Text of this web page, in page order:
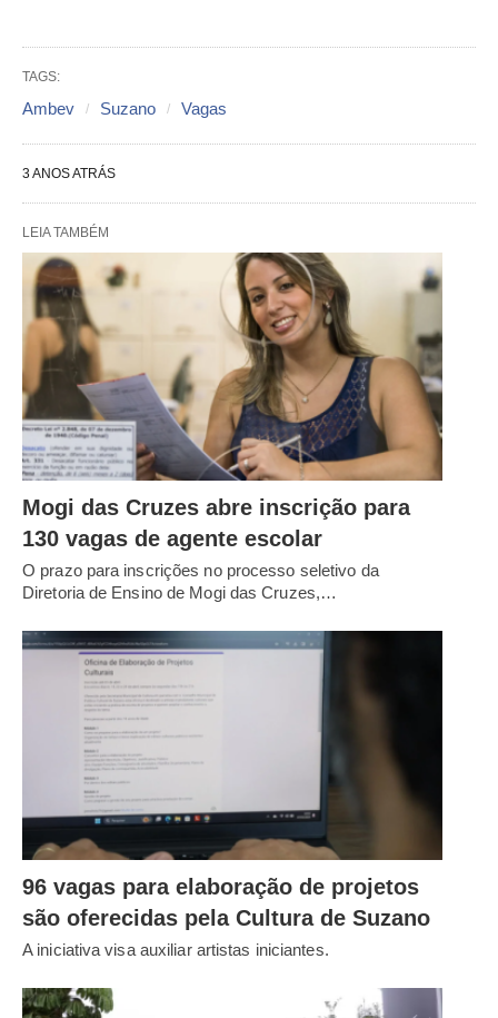
TAGS:
Ambev Suzano Vagas
3 ANOS ATRÁS
LEIA TAMBÉM
Mogi das Cruzes abre inscrição para
130 vagas de agente escolar
O prazo para inscrições no processo seletivo da
Diretoria de Ensino de Mogi das Cruzes,…
96 vagas para elaboração de projetos
são oferecidas pela Cultura de Suzano
A iniciativa visa auxiliar artistas iniciantes.